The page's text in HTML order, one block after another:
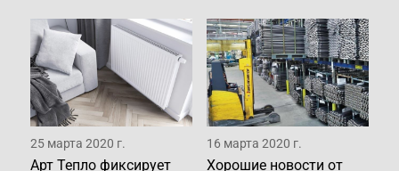
25 марта 2020 г.
Арт Тепло фиксирует
16 марта 2020 г.
Хорошие новости от